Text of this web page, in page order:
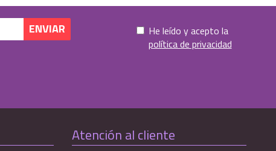
He leído y acepto la
política de privacidad
Atención al cliente